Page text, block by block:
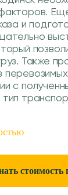
и
Также
с
стоимость